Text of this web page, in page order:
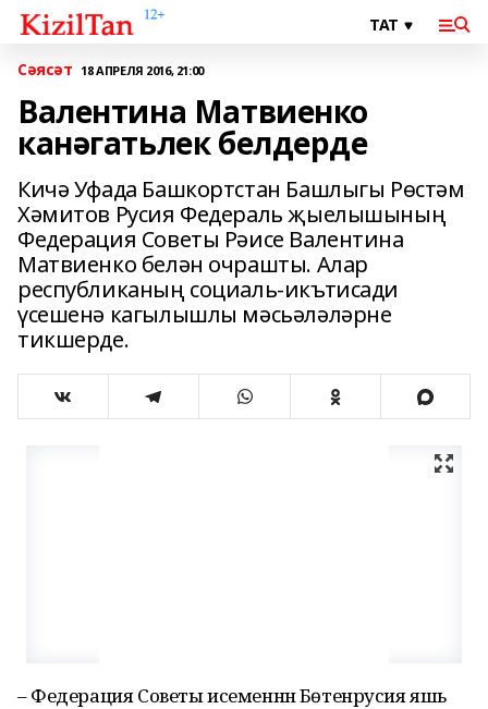
Сәясәт 18 АПРЕЛЯ 2016, 21:00
Валентина Матвиенко
канәгатьлек белдерде
Кичә Уфада Башкортстан Башлыгы Рөстәм
Хәмитов Русия Федераль җыелышының
Федерация Советы Рәисе Валентина
Матвиенко белән очрашты. Алар
республиканың социаль-икътисади
үсешенә кагылышлы мәсьәләләрне
тикшерде.
– Федерация Советы исеменнән Бөтенрусия яшь